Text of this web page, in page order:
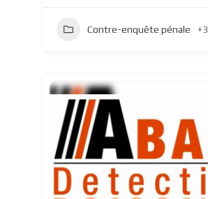
Contre-enquête pénale +3